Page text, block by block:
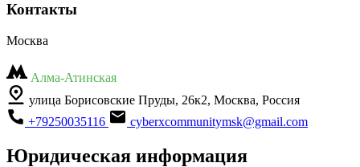
Контакты
Москва
Алма-Атинская
улица Борисовские Пруды, 26к2, Москва, Россия
+79250035116
cyberxcommunitymsk@gmail.com
Юридическая информация